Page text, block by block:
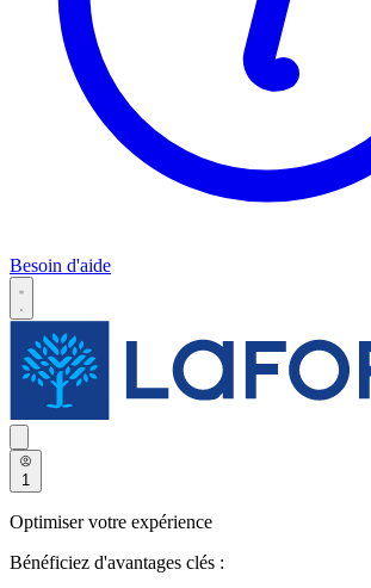
Besoin d'aide
1
Optimiser votre expérience
Bénéficiez d'avantages clés :